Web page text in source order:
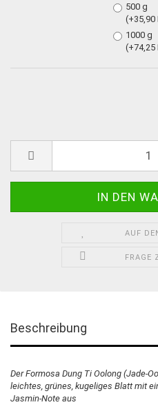
500 g
(+35,90
1000 g
(+74,25
AUF
FRAGE
Beschreibung
Der Formosa Dung Ti Oolong (Jade-
leichtes, grünes, kugeliges Blatt mit
Jasmin-Note aus